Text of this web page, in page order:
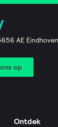
AE
op
Ontdek